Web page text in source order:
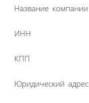
Название компании
ИНН
КПП
Юридический адрес